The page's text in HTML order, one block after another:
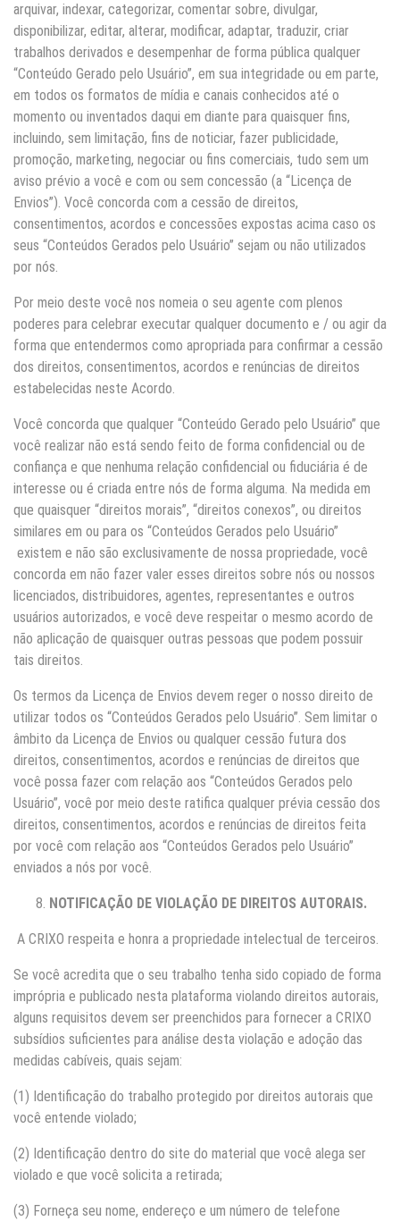
arquivar, indexar, categorizar, comentar sobre, divulgar,
disponibilizar, editar, alterar, modificar, adaptar, traduzir, criar
trabalhos derivados e desempenhar de forma pública qualquer
“Conteúdo Gerado pelo Usuário”, em sua integridade ou em parte,
em todos os formatos de mídia e canais conhecidos até o
momento ou inventados daqui em diante para quaisquer fins,
incluindo, sem limitação, fins de noticiar, fazer publicidade,
promoção, marketing, negociar ou fins comerciais, tudo sem um
aviso prévio a você e com ou sem concessão (a “Licença de
Envios”). Você concorda com a cessão de direitos,
consentimentos, acordos e concessões expostas acima caso os
seus “Conteúdos Gerados pelo Usuário” sejam ou não utilizados
por nós.
Por meio deste você nos nomeia o seu agente com plenos
poderes para celebrar executar qualquer documento e / ou agir da
forma que entendermos como apropriada para confirmar a cessão
dos direitos, consentimentos, acordos e renúncias de direitos
estabelecidas neste Acordo.
Você concorda que qualquer “Conteúdo Gerado pelo Usuário” que
você realizar não está sendo feito de forma confidencial ou de
confiança e que nenhuma relação confidencial ou fiduciária é de
interesse ou é criada entre nós de forma alguma. Na medida em
que quaisquer “direitos morais”, “direitos conexos”, ou direitos
similares em ou para os “Conteúdos Gerados pelo Usuário”
existem e não são exclusivamente de nossa propriedade, você
concorda em não fazer valer esses direitos sobre nós ou nossos
licenciados, distribuidores, agentes, representantes e outros
usuários autorizados, e você deve respeitar o mesmo acordo de
não aplicação de quaisquer outras pessoas que podem possuir
tais direitos.
Os termos da Licença de Envios devem reger o nosso direito de
utilizar todos os “Conteúdos Gerados pelo Usuário”. Sem limitar o
âmbito da Licença de Envios ou qualquer cessão futura dos
direitos, consentimentos, acordos e renúncias de direitos que
você possa fazer com relação aos “Conteúdos Gerados pelo
Usuário”, você por meio deste ratifica qualquer prévia cessão dos
direitos, consentimentos, acordos e renúncias de direitos feita
por você com relação aos “Conteúdos Gerados pelo Usuário”
enviados a nós por você.
NOTIFICAÇÃO DE VIOLAÇÃO DE DIREITOS AUTORAIS.
A CRIXO respeita e honra a propriedade intelectual de terceiros.
Se você acredita que o seu trabalho tenha sido copiado de forma
imprópria e publicado nesta plataforma violando direitos autorais,
alguns requisitos devem ser preenchidos para fornecer a CRIXO
subsídios suficientes para análise desta violação e adoção das
medidas cabíveis, quais sejam:
(1) Identificação do trabalho protegido por direitos autorais que
você entende violado;
(2) Identificação dentro do site do material que você alega ser
violado e que você solicita a retirada;
(3) Forneça seu nome, endereço e um número de telefone